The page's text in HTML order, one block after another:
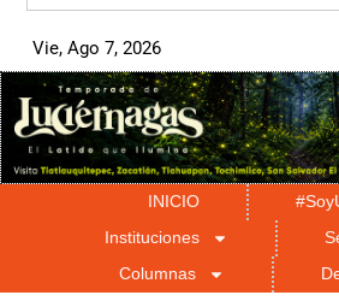
Vie, Ago 7, 2026
INICIO
Instituciones
Columnas